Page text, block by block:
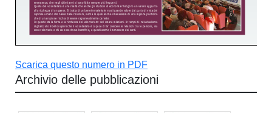
Scarica questo numero in PDF
Archivio delle pubblicazioni